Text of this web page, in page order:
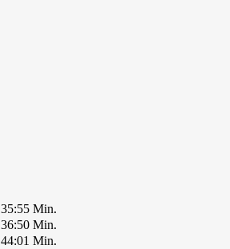
35:55 Min.
36:50 Min.
44:01 Min.